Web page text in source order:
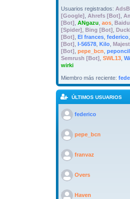
Usuarios registrados:
[Google] , Ahrefs [Bot] ,
[Bot] , ANgazu, aos, Baidu
[Spider] , Bing [Bot] ,
[Bot] , El frances, federico,
[Bot] , I-56578, Kilo,
[Bot] , pepe_bcn,
Semrush [Bot] , SWL13,
wirki
Miembro más reciente:
ÚLTIMOS USUARIOS
> federico
> pepe_bcn
> franvaz
> Overs
> Haven